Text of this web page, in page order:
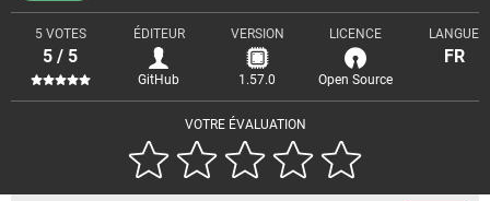
VOTRE ÉVALUATION
5 VOTES
5 / 5
ÉDITEUR
GitHub
VERSION
1.57.0
LICENCE
Open Source
LANGUE
FR